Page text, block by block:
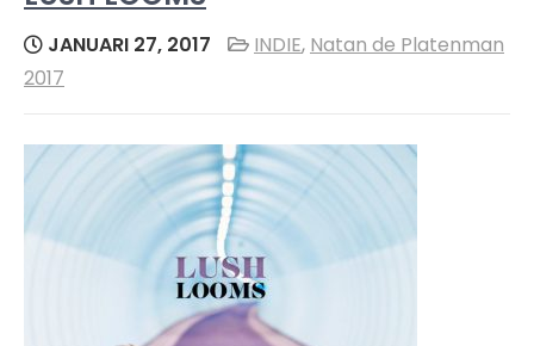
JANUARI 27, 2017 INDIE, Natan de Platenman
2017